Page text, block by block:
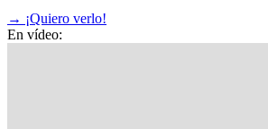
→ ¡Quiero verlo!
En vídeo: